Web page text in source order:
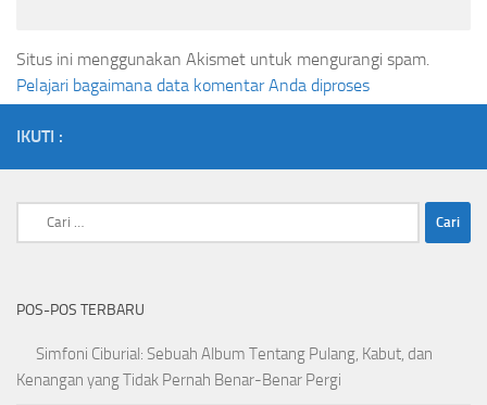
Situs ini menggunakan Akismet untuk mengurangi spam.
Pelajari bagaimana data komentar Anda diproses
IKUTI :
untuk:
POS-POS TERBARU
Simfoni Ciburial: Sebuah Album Tentang Pulang, Kabut, dan
Kenangan yang Tidak Pernah Benar-Benar Pergi